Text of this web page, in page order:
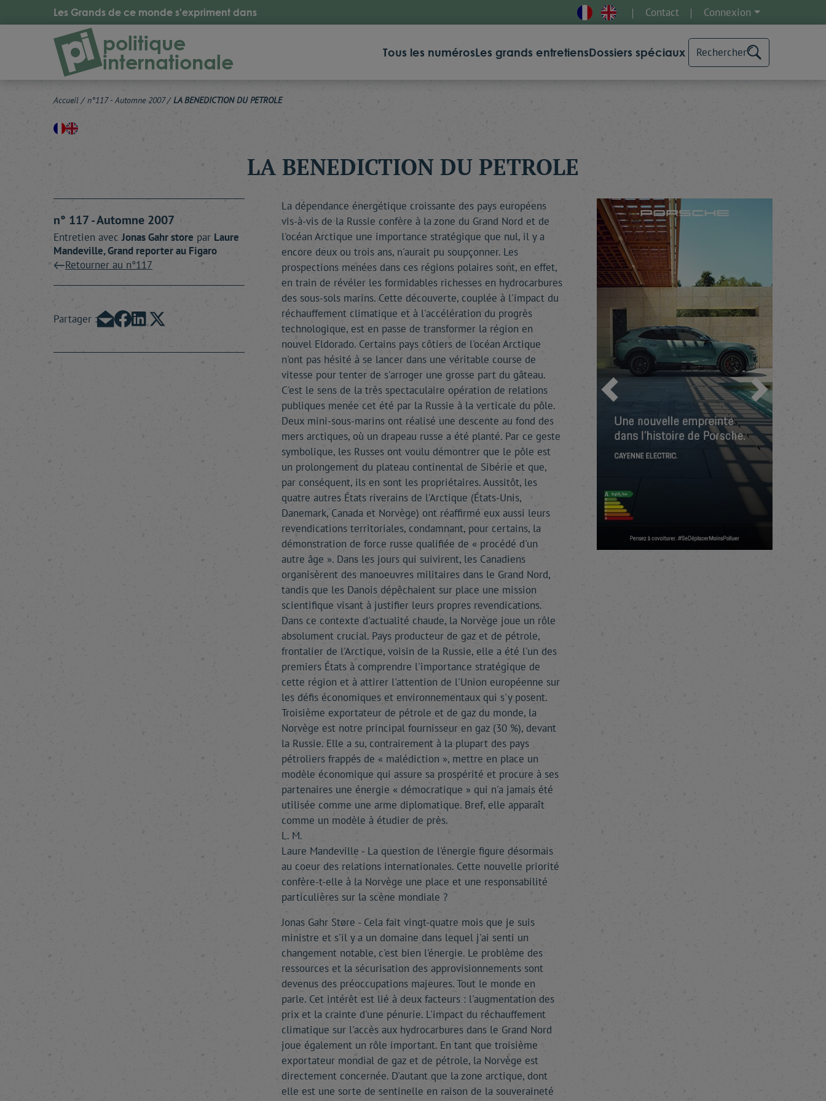
Les Grands de ce monde s'expriment dans Contact Connexion
politique
internationale Tous les numérosLes grands entretiensDossiers spéciaux Rechercher
Accueil / n°117 - Automne 2007/ LA BENEDICTION DU PETROLE
LA BENEDICTION DU PETROLE
n° 117 - Automne 2007
Entretien avec JonasGahr store par Laure
Mandeville, Grand reporter au Figaro
Retourner au n°117
Partager :
La dépendance énergétique croissante des pays européens
vis-à-vis de la Russie confère à la zone du Grand Nord et de
l'océan Arctique une importance stratégique que nul, il y a
encore deux ou trois ans, n'aurait pu soupçonner. Les
prospections menées dans ces régions polaires sont, en effet,
en train de révéler les formidables richesses en hydrocarbures
des sous-sols marins. Cette découverte, couplée à l'impact du
réchauffement climatique et à l'accélération du progrès
technologique, est en passe de transformer la région en
nouvel Eldorado. Certains pays côtiers de l'océan Arctique
n'ont pas hésité à se lancer dans une véritable course de
vitesse pour tenter de s'arroger une grosse part du gâteau.
C'est le sens de la très spectaculaire opération de relations
publiques menée cet été par la Russie à la verticale du pôle.
Deux mini-sous-marins ont réalisé une descente au fond des
mers arctiques, où un drapeau russe a été planté. Par ce geste
symbolique, les Russes ont voulu démontrer que le pôle est
un prolongement du plateau continental de Sibérie et que,
par conséquent, ils en sont les propriétaires. Aussitôt, les
quatre autres États riverains de l'Arctique (États-Unis,
Danemark, Canada et Norvège) ont réaffirmé eux aussi leurs
revendications territoriales, condamnant, pour certains, la
démonstration de force russe qualifiée de « procédé d'un
autre âge ». Dans les jours qui suivirent, les Canadiens
organisèrent des manoeuvres militaires dans le Grand Nord,
tandis que les Danois dépêchaient sur place une mission
scientifique visant à justifier leurs propres revendications.
Dans ce contexte d'actualité chaude, la Norvège joue un rôle
absolument crucial. Pays producteur de gaz et de pétrole,
frontalier de l'Arctique, voisin de la Russie, elle a été l'un des
premiers États à comprendre l'importance stratégique de
cette région et à attirer l'attention de l'Union européenne sur
les défis économiques et environnementaux qui s'y posent.
Troisième exportateur de pétrole et de gaz du monde, la
Norvège est notre principal fournisseur en gaz (30 %), devant
la Russie. Elle a su, contrairement à la plupart des pays
pétroliers frappés de « malédiction », mettre en place un
modèle économique qui assure sa prospérité et procure à ses
partenaires une énergie « démocratique » qui n'a jamais été
utilisée comme une arme diplomatique. Bref, elle apparaît
comme un modèle à étudier de près.
L. M.
Laure Mandeville - La question de l'énergie figure désormais
au coeur des relations internationales. Cette nouvelle priorité
confère-t-elle à la Norvège une place et une responsabilité
particulières sur la scène mondiale ?
Jonas Gahr Støre - Cela fait vingt-quatre mois que je suis
ministre et s'il y a un domaine dans lequel j'ai senti un
changement notable, c'est bien l'énergie. Le problème des
ressources et la sécurisation des approvisionnements sont
devenus des préoccupations majeures. Tout le monde en
parle. Cet intérêt est lié à deux facteurs : l'augmentation des
prix et la crainte d'une pénurie. L'impact du réchauffement
climatique sur l'accès aux hydrocarbures dans le Grand Nord
joue également un rôle important. En tant que troisième
exportateur mondial de gaz et de pétrole, la Norvège est
directement concernée. D'autant que la zone arctique, dont
elle est une sorte de sentinelle en raison de la souveraineté
Précédent Suivant